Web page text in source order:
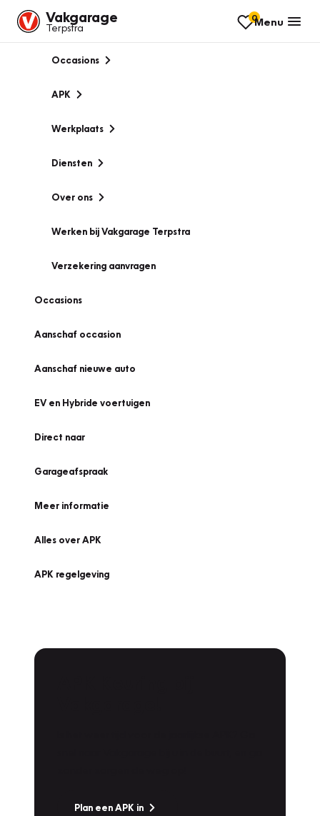
Vakgarage
Terpstra
0Menu
Occasions
APK
Werkplaats
Diensten
Over ons
Werken bij Vakgarage Terpstra
Verzekering aanvragen
Occasions
Aanschaf occasion
Aanschaf nieuwe auto
EV en Hybride voertuigen
Direct naar
Garageafspraak
Meer informatie
Alles over APK
APK regelgeving
Plan een APK in